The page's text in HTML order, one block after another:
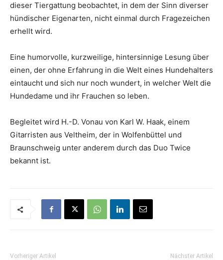
dieser Tiergattung beobachtet, in dem der Sinn diverser
hündischer Eigenarten, nicht einmal durch Fragezeichen
erhellt wird.
Eine humorvolle, kurzweilige, hintersinnige Lesung über
einen, der ohne Erfahrung in die Welt eines Hundehalters
eintaucht und sich nur noch wundert, in welcher Welt die
Hundedame und ihr Frauchen so leben.
Begleitet wird H.-D. Vonau von Karl W. Haak, einem
Gitarristen aus Veltheim, der in Wolfenbüttel und
Braunschweig unter anderem durch das Duo Twice
bekannt ist.
Vorheriger Artikel Nächster Artikel